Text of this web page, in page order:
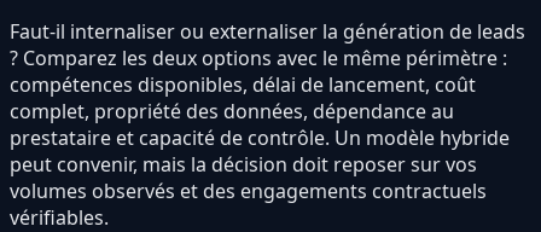
Faut-il internaliser ou externaliser la génération de leads
? Comparez les deux options avec le même périmètre :
compétences disponibles, délai de lancement, coût
complet, propriété des données, dépendance au
prestataire et capacité de contrôle. Un modèle hybride
peut convenir, mais la décision doit reposer sur vos
volumes observés et des engagements contractuels
vérifiables.